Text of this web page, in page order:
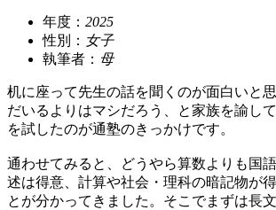
年度： 2025
性別： 女子
執筆者： 母
机に座って先生の話を聞くのが面白いと
だいるよりはマシだろう、と家族を諭し
を試したのが通塾のきっかけです。
通わせてみると、どうやら算数よりも国
述は得意、計算や社会・理科の暗記物が
とが分かってきました。そこでまずは長